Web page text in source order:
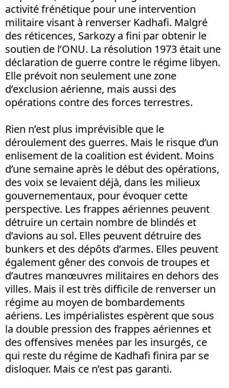
activité frénétique pour une intervention
militaire visant à renverser Kadhafi. Malgré
des réticences, Sarkozy a fini par obtenir le
soutien de l’ONU. La résolution 1973 était une
déclaration de guerre contre le régime libyen.
Elle prévoit non seulement une zone
d’exclusion aérienne, mais aussi des
opérations contre des forces terrestres.
Rien n’est plus imprévisible que le
déroulement des guerres. Mais le risque d’un
enlisement de la coalition est évident. Moins
d’une semaine après le début des opérations,
des voix se levaient déjà, dans les milieux
gouvernementaux, pour évoquer cette
perspective. Les frappes aériennes peuvent
détruire un certain nombre de blindés et
d’avions au sol. Elles peuvent détruire des
bunkers et des dépôts d’armes. Elles peuvent
également gêner des convois de troupes et
d’autres manœuvres militaires en dehors des
villes. Mais il est très difficile de renverser un
régime au moyen de bombardements
aériens. Les impérialistes espèrent que sous
la double pression des frappes aériennes et
des offensives menées par les insurgés, ce
qui reste du régime de Kadhafi finira par se
disloquer. Mais ce n’est pas garanti.